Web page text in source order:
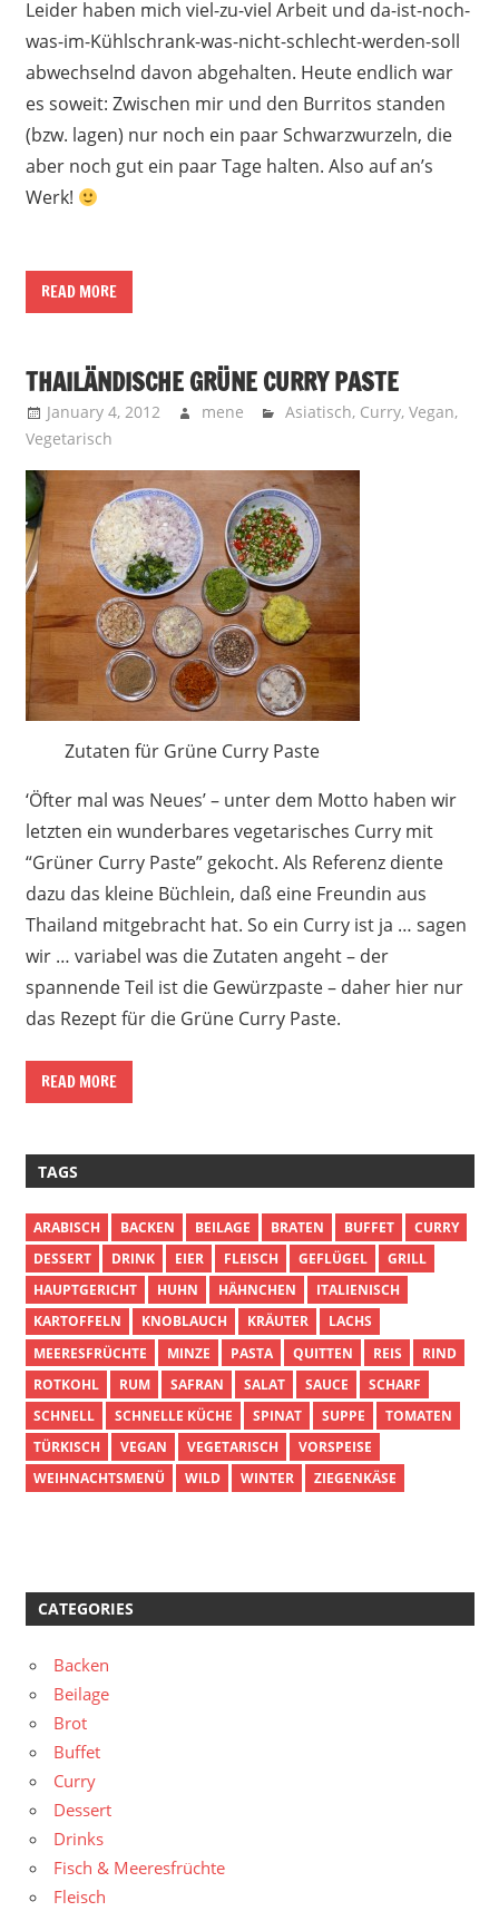
Leider haben mich viel-zu-viel Arbeit und da-ist-noch-
was-im-Kühlschrank-was-nicht-schlecht-werden-soll
abwechselnd davon abgehalten. Heute endlich war
es soweit: Zwischen mir und den Burritos standen
(bzw. lagen) nur noch ein paar Schwarzwurzeln, die
aber noch gut ein paar Tage halten. Also auf an’s
Werk!
READ MORE
THAILÄNDISCHE GRÜNE CURRY PASTE
January 4, 2012 mene Asiatisch, Curry,Vegan,
Vegetarisch
Zutaten für Grüne Curry Paste
‘Öfter mal was Neues’ – unter dem Motto haben wir
letzten ein wunderbares vegetarisches Curry mit
“Grüner Curry Paste” gekocht. Als Referenz diente
dazu das kleine Büchlein, daß eine Freundin aus
Thailand mitgebracht hat. So ein Curry ist ja … sagen
wir … variabel was die Zutaten angeht – der
spannende Teil ist die Gewürzpaste – daher hier nur
das Rezept für die Grüne Curry Paste.
READ MORE
TAGS
ARABISCH BACKEN BEILAGE BRATEN BUFFET
CURRY
DESSERT
DRINK EIER FLEISCH GEFLÜGEL
GRILL
HAUPTGERICHT
HUHN HÄHNCHEN
ITALIENISCH
KARTOFFELN
KNOBLAUCH KRÄUTER
LACHS
MEERESFRÜCHTE
MINZE PASTA QUITTEN REIS
RIND
ROTKOHL
RUM SAFRAN SALAT SAUCE
SCHARF
SCHNELL
SCHNELLE KÜCHE SPINAT SUPPE
TOMATEN
TÜRKISCH
VEGAN VEGETARISCH
VORSPEISE
WEIHNACHTSMENÜ
WILD WINTER ZIEGENKÄSE
CATEGORIES
Backen
Beilage
Brot
Buffet
Curry
Dessert
Drinks
Fisch & Meeresfrüchte
Fleisch